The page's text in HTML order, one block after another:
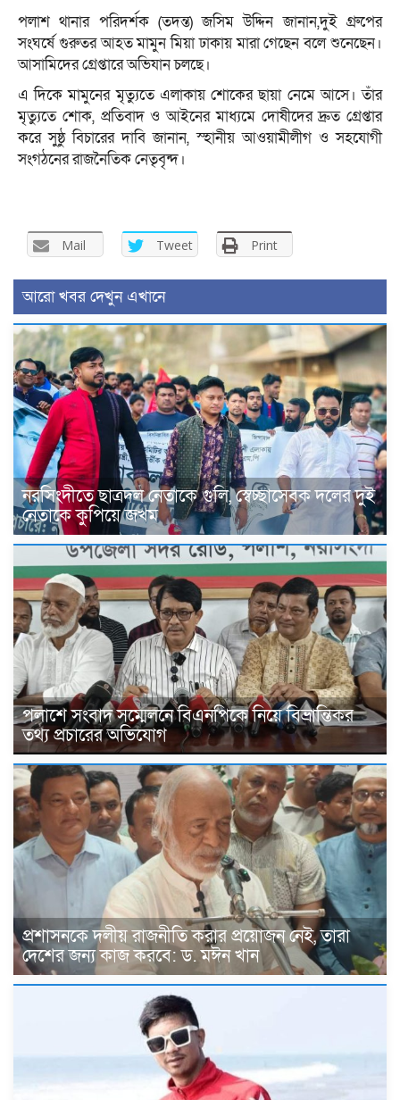
পলাশ থানার পরিদর্শক (তদন্ত) জসিম উদ্দিন জানান,দুই গ্রুপের
সংঘর্ষে গুরুতর আহত মামুন মিয়া ঢাকায় মারা গেছেন বলে শুনেছেন।
আসামিদের গ্রেপ্তারে অভিযান চলছে।
এ দিকে মামুনের মৃত্যুতে এলাকায় শোকের ছায়া নেমে আসে। তাঁর
মৃত্যুতে শোক, প্রতিবাদ ও আইনের মাধ্যমে দোষীদের দ্রুত গ্রেপ্তার
করে সুষ্ঠু বিচারের দাবি জানান, স্হানীয় আওয়ামীলীগ ও সহযোগী
সংগঠনের রাজনৈতিক নেতৃবৃন্দ।
Mail Tweet Print
আরো খবর দেখুন এখানে
নরসিংদীতে ছাত্রদল নেতাকে গুলি, স্বেচ্ছাসেবক দলের দুই
নেতাকে কুপিয়ে জখম
পলাশে সংবাদ সম্মেলনে বিএনপিকে নিয়ে বিভ্রান্তিকর
তথ্য প্রচারের অভিযোগ
প্রশাসনকে দলীয় রাজনীতি করার প্রয়োজন নেই, তারা
দেশের জন্য কাজ করবে: ড. মঈন খান